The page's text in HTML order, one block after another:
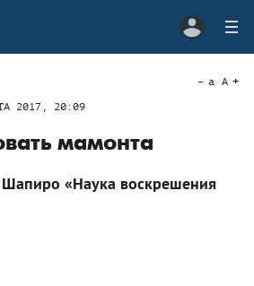
2017, 20:09
a A
мамонта
Шапиро «Наука воскрешения